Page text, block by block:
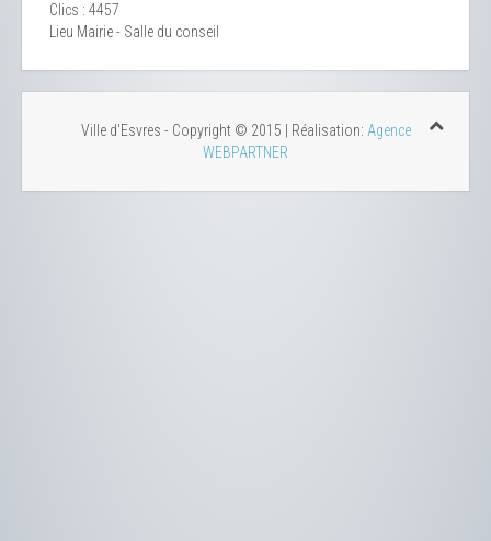
Clics : 4457
Lieu Mairie - Salle du conseil
Ville d'Esvres - Copyright © 2015 | Réalisation: Agence
WEBPARTNER